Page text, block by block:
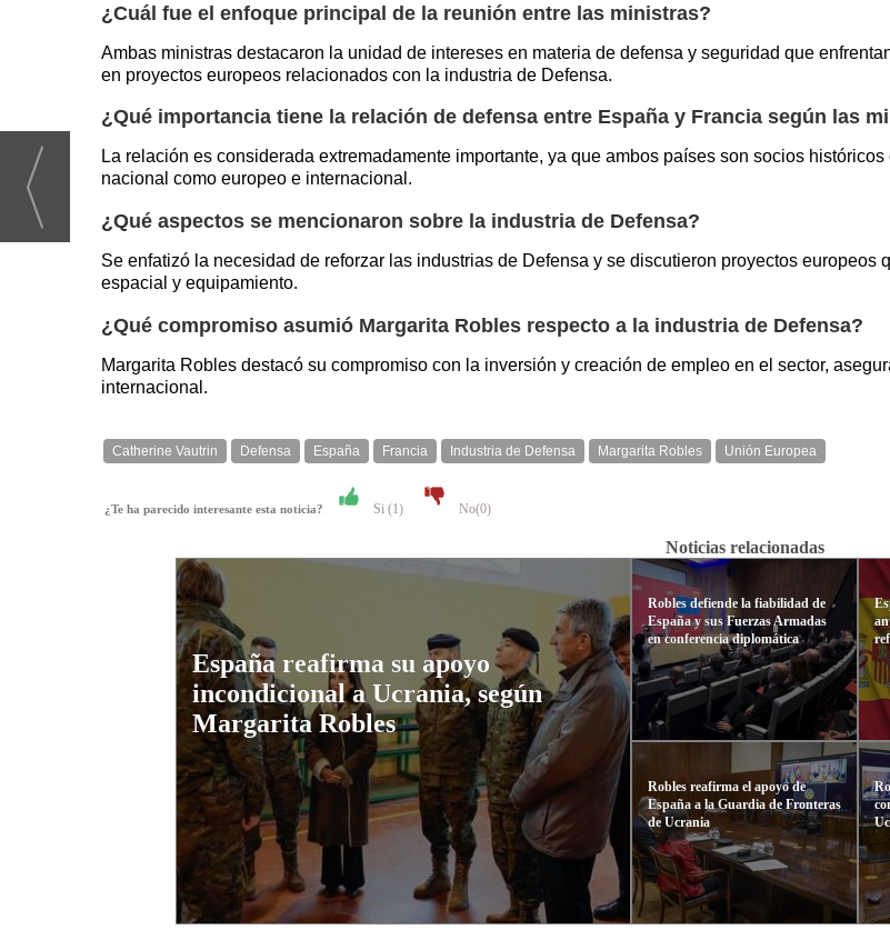
¿Cuál fue el enfoque principal de la reunión entre las ministras?
Ambas ministras destacaron la unidad de intereses en materia de defensa y seguridad que
en proyectos europeos relacionados con la industria de Defensa.
¿Qué importancia tiene la relación de defensa entre España y Francia según las
La relación es considerada extremadamente importante, ya que ambos países son socios
nacional como europeo e internacional.
¿Qué aspectos se mencionaron sobre la industria de Defensa?
Se enfatizó la necesidad de reforzar las industrias de Defensa y se discutieron proyectos
espacial y equipamiento.
¿Qué compromiso asumió Margarita Robles respecto a la industria de Defensa?
Margarita Robles destacó su compromiso con la inversión y creación de empleo en el sector,
internacional.
Catherine Vautrin Defensa España Francia Industria de Defensa Margarita Robles Unión Europea
¿Te ha parecido interesante esta noticia? Si (1) No(0)
Noticias relacionadas
España reafirma su apoyo
incondicional a Ucrania, según
Margarita Robles
Robles defiende la fiabilidad de
España y sus Fuerzas Armadas
en conferencia diplomática
Robles reafirma el apoyo de
España a la Guardia de Fronteras
de Ucrania